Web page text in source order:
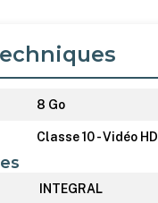
8 Go
Classe 10 - Vidéo HD
INTEGRAL